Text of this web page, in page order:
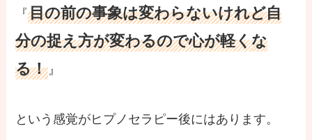
『目の前の事象は変わらないけれど自
分の捉え方が変わるので心が軽くな
る！ 』
という感覚がヒプノセラピー後にはあります。